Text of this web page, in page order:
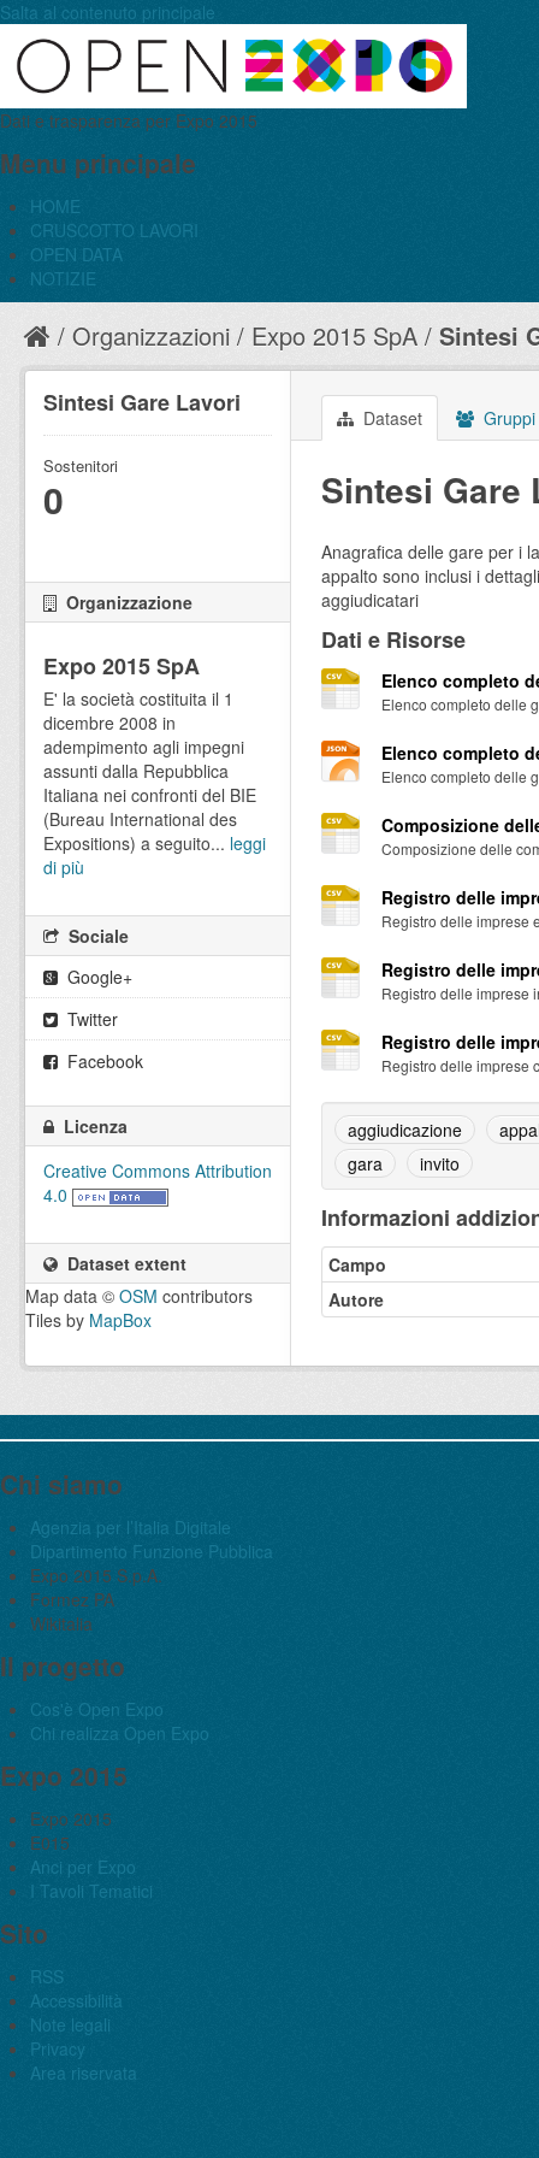
Salta al contenuto principale
Dati e trasparenza per Expo 2015
Menu principale
HOME
CRUSCOTTO LAVORI
OPEN DATA
NOTIZIE
Organizzazioni Expo 2015 SpA Sintesi
Dataset Gruppi
Sintesi Gare
Anagrafica delle gare per i
appalto sono inclusi i
aggiudicatari
Dati e Risorse
Elenco completo
Elenco completo delle
Elenco completo
Elenco completo delle
Composizione
Composizione delle
Registro delle
Registro delle imprese
Registro delle
Registro delle imprese
Registro delle
Registro delle imprese
aggiudicazione
gara
invito
Informazioni
Campo
Autore
Sintesi Gare Lavori
Sostenitori
0
Organizzazione
Expo 2015 SpA
E' la società costituita il 1
dicembre 2008 in
adempimento agli impegni
assunti dalla Repubblica
Italiana nei confronti del BIE
(Bureau International des
Expositions) a seguito... leggi
di più
Sociale
Google+
Twitter
Facebook
Licenza
Creative Commons Attribution
4.0
Dataset extent
Map data © OSM contributors
Tiles by MapBox
Chi siamo
Agenzia per l’Italia Digitale
Dipartimento Funzione Pubblica
Expo 2015 S.p.A.
Formez PA
Wikitalia
Il progetto
Cos'è Open Expo
Chi realizza Open Expo
Expo 2015
Expo 2015
E015
Anci per Expo
I Tavoli Tematici
Sito
RSS
Accessibilità
Note legali
Privacy
Area riservata